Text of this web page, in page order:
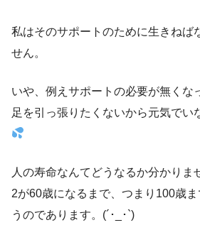
私はそのサポートのために生きねば
せん。
いや、例えサポートの必要が無くな
足を引っ張りたくないから元気でい
人の寿命なんてどうなるか分かりま
2が60歳になるまで、つまり100歳
うのであります。(´･_･`)